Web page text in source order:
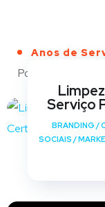
Anos de
Portfólio
Serviço
BRANDING /
SOCIAIS /